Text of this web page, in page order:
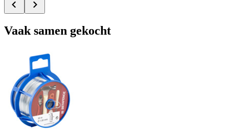
Vaak samen gekocht